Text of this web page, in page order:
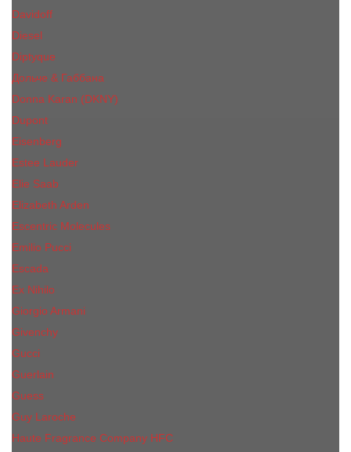
Davidoff
Diesel
Diptyque
Дольче & Габбана
Donna Karan (DKNY)
Dupont
Eisenberg
Еsteе Lаudеr
Elie Saab
Elizabeth Arden
Escentric Molecules
Emilio Pucci
Escada
Ex Nihilo
Giorgio Armani
Givenchy
Gucci
Guerlain
Guess
Guy Laroche
Haute Fragrance Company HFC